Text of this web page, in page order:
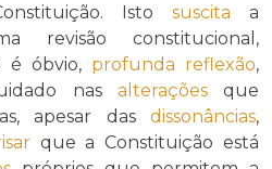
Isto suscita a
revisão constitucional,
é óbvio, profunda reflexão,
nas alteraçõesque
apesar das dissonâncias,
que a Constituição está